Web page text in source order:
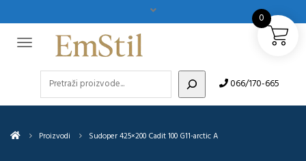
066/170-665
Proizvodi Sudoper 425×200 Cadit 100 G11-arctic A
0